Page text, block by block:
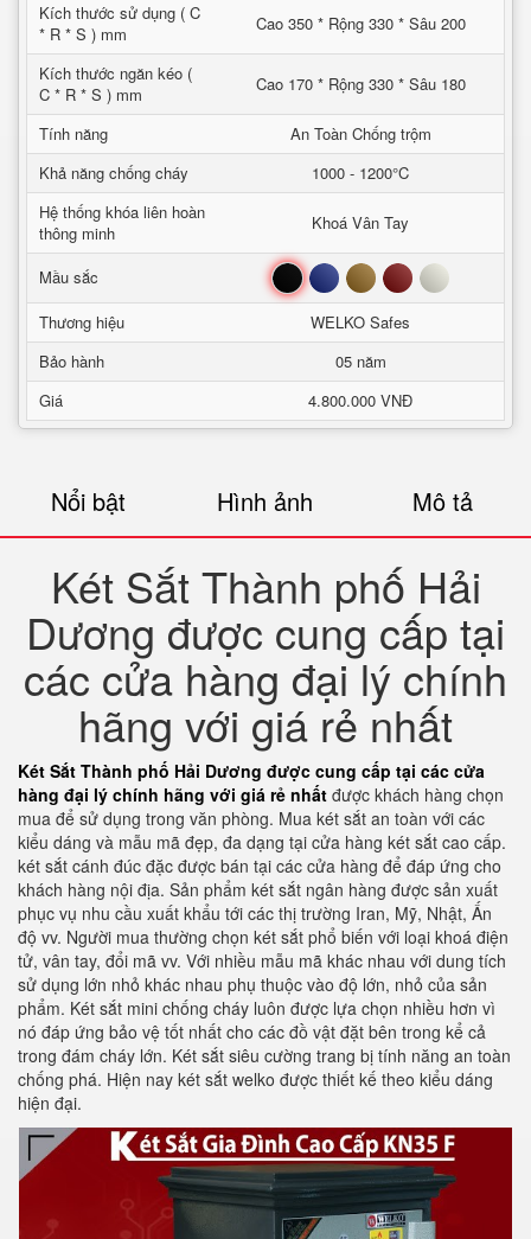
Kích thước sử dụng ( C
* R * S ) mm
Cao 350 * Rộng 330 * Sâu 200
Kích thước ngăn kéo (
C * R * S ) mm
Cao 170 * Rộng 330 * Sâu 180
Tính năng
An Toàn Chống trộm
Khả năng chống cháy
1000 - 1200°C
Hệ thống khóa liên hoàn
thông minh
Khoá Vân Tay
Mầu sắc Đen Xanh Nâu Đỏ Trắng
Thương hiệu
WELKO Safes
Bảo hành
05 năm
Giá
4.800.000 VNĐ
Nổi bật Hình ảnh Mô tả
Két Sắt Thành phố Hải
Dương được cung cấp tại
các cửa hàng đại lý chính
hãng với giá rẻ nhất
Két Sắt Thành phố Hải Dương được cung cấp tại các cửa
hàng đại lý chính hãng với giá rẻ nhất được khách hàng chọn
mua để sử dụng trong văn phòng. Mua két sắt an toàn với các
kiểu dáng và mẫu mã đẹp, đa dạng tại cửa hàng két sắt cao cấp.
két sắt cánh đúc đặc được bán tại các cửa hàng để đáp ứng cho
khách hàng nội địa. Sản phẩm két sắt ngân hàng được sản xuất
phục vụ nhu cầu xuất khẩu tới các thị trường Iran, Mỹ, Nhật, Ấn
độ vv. Người mua thường chọn két sắt phổ biến với loại khoá điện
tử, vân tay, đổi mã vv. Với nhiều mẫu mã khác nhau với dung tích
sử dụng lớn nhỏ khác nhau phụ thuộc vào độ lớn, nhỏ của sản
phẩm. Két sắt mini chống cháy luôn được lựa chọn nhiều hơn vì
nó đáp ứng bảo vệ tốt nhất cho các đồ vật đặt bên trong kể cả
trong đám cháy lớn. Két sắt siêu cường trang bị tính năng an toàn
chống phá. Hiện nay két sắt welko được thiết kế theo kiểu dáng
hiện đại.